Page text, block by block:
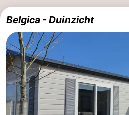
Belgica - Duinzicht